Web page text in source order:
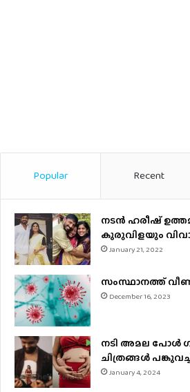
Popular Recent
നടന്‍ ഹരീഷ്
കുരുവിളയും
January 21, 2022
സംസ്ഥാനത്ത്
December 16, 2023
നടി അമല പോൾ
ചിത്രങ്ങള്‍
January 4, 2024